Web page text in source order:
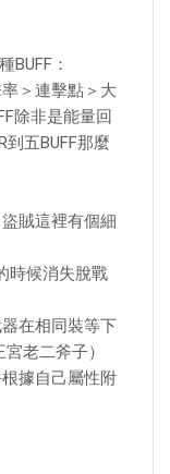
BUFF：
率＞連擊點＞大
除非是能量回
五BUFF那麼
賊這裡有個細
時候消失脫戰
在相同裝等下
老二斧子）
據自己屬性附